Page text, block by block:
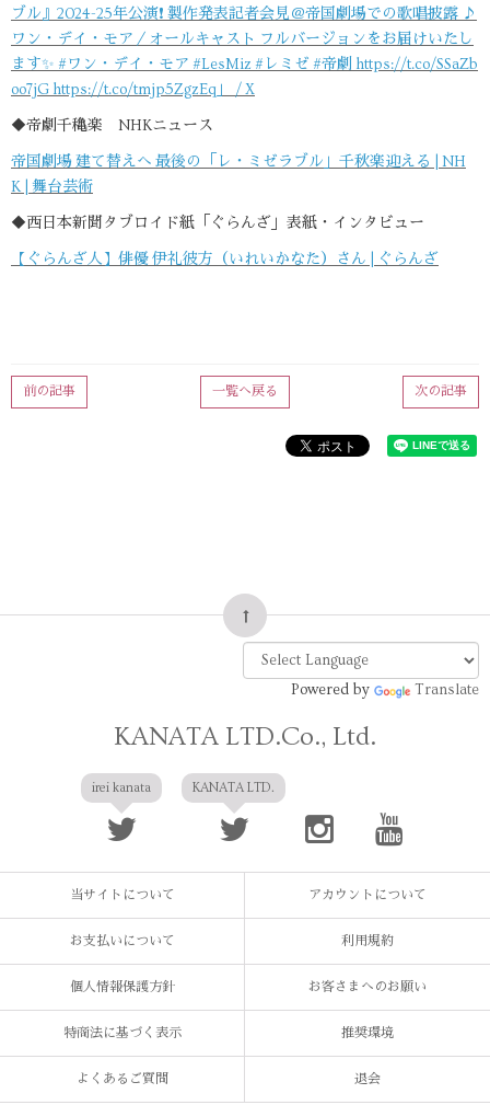
ブル』2024-25年公演❗️ 製作発表記者会見＠帝国劇場での歌唱披露 ♪
ワン・デイ・モア／オールキャスト フルバージョンをお届けいたし
ます✨ #ワン・デイ・モア #LesMiz #レミゼ #帝劇 https://t.co/SSaZb
oo7jG https://t.co/tmjp5ZgzEq」 / X
◆帝劇千穐楽 NHKニュース
帝国劇場 建て替えへ 最後の「レ・ミゼラブル」千秋楽迎える | NH
K | 舞台芸術
◆西日本新聞タブロイド紙「ぐらんざ」表紙・インタビュー
【ぐらんざ人】俳優 伊礼彼方（いれいかなた）さん | ぐらんざ
次の記事
一覧へ戻る
前の記事
Powered by Translate
KANATA LTD.Co., Ltd.
irei kanata KANATA LTD.
当サイトについて アカウントについて
お支払いについて 利用規約
個人情報保護方針 お客さまへのお願い
特商法に基づく表示 推奨環境
よくあるご質問 退会